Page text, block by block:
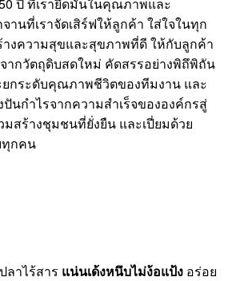
นที่เราจัดเสิร์ฟให้ลูกค้า ใส่ใจในทุก
งความสุขและสุขภาพที่ดี ให้กับลูกค้า
ากวัตถุดิบสดใหม่ คัดสรรอย่างพิถึพิถัน
กระดับคุณภาพชีวิตของทีมงาน และ
นกำไรจากความสำเร็จขององค์กรสู่
สร้างชุมชนที่ยั่งยืน และเปี่ยมด้วย
กคน
าไร้สาร แน่นเด้งหนึบไม่ง้อแป้ง อร่อย